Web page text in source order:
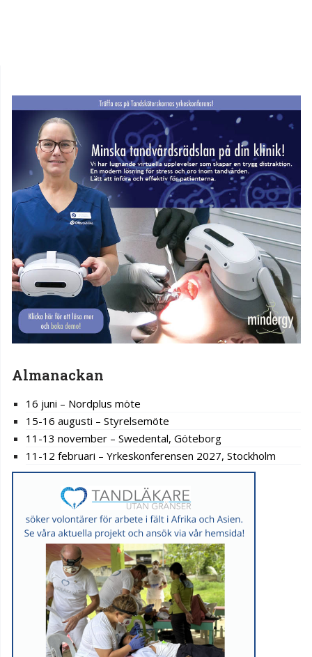
Almanackan
16 juni – Nordplus möte
15-16 augusti – Styrelsemöte
11-13 november – Swedental, Göteborg
11-12 februari – Yrkeskonferensen 2027, Stockholm